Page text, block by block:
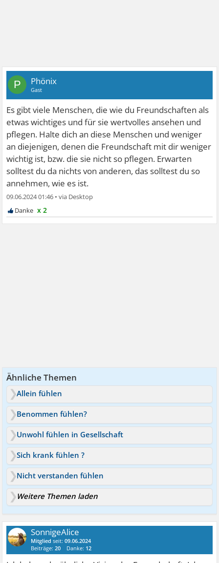
P Phönix
Gast
Es gibt viele Menschen, die wie du Freundschaften als
etwas wichtiges und für sie wertvolles ansehen und
pflegen. Halte dich an diese Menschen und weniger
an diejenigen, denen die Freundschaft mit dir weniger
wichtig ist, bzw. die sie nicht so pflegen. Erwarten
solltest du da nichts von anderen, das solltest du so
annehmen, wie es ist.
09.06.2024 01:46 •
x 2
Ähnliche Themen
Allein fühlen
Benommen fühlen?
Unwohl fühlen in Gesellschaft
Sich krank fühlen ?
Nicht verstanden fühlen
Weitere Themen laden
SonnigeAlice
Mitglied seit:09.06.2024
Beiträge:20 Danke: 12